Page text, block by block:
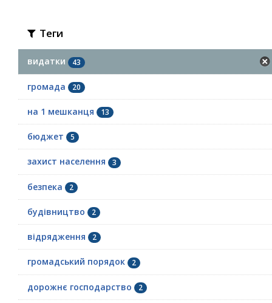
Теги
видатки 43
громада 20
на 1 мешканця 13
бюджет 5
захист населення 3
безпека 2
будівництво 2
відрядження 2
громадський порядок 2
дорожнє господарство 2